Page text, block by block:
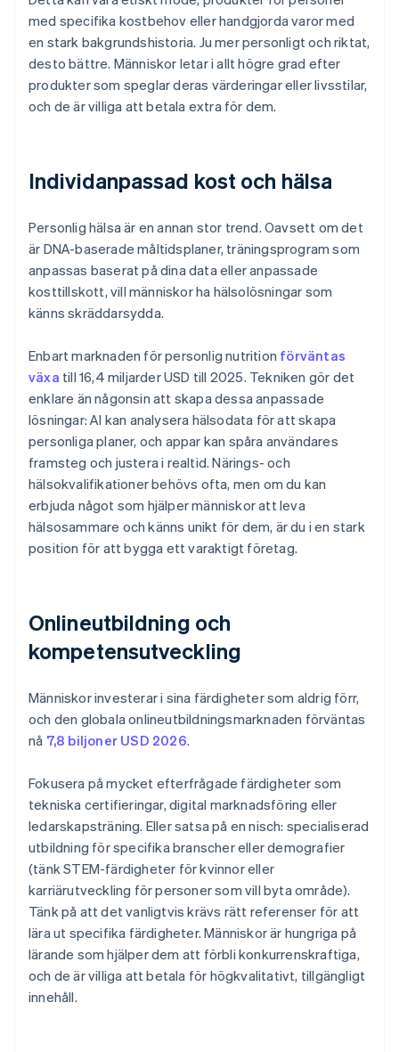
med specifika kostbehov eller handgjorda varor med
en stark bakgrundshistoria. Ju mer personligt och riktat,
desto bättre. Människor letar i allt högre grad efter
produkter som speglar deras värderingar eller livsstilar,
och de är villiga att betala extra för dem.
Individanpassad kost och hälsa
Personlig hälsa är en annan stor trend. Oavsett om det
är DNA-baserade måltidsplaner, träningsprogram som
anpassas baserat på dina data eller anpassade
kosttillskott, vill människor ha hälsolösningar som
känns skräddarsydda.
Enbart marknaden för personlig nutrition förväntas
växa till 16,4 miljarder USD till 2025. Tekniken gör det
enklare än någonsin att skapa dessa anpassade
lösningar: AI kan analysera hälsodata för att skapa
personliga planer, och appar kan spåra användares
framsteg och justera i realtid. Närings- och
hälsokvalifikationer behövs ofta, men om du kan
erbjuda något som hjälper människor att leva
hälsosammare och känns unikt för dem, är du i en stark
position för att bygga ett varaktigt företag.
Onlineutbildning och
kompetensutveckling
Människor investerar i sina färdigheter som aldrig förr,
och den globala onlineutbildningsmarknaden förväntas
nå 7,8 biljoner USD 2026.
Fokusera på mycket efterfrågade färdigheter som
tekniska certifieringar, digital marknadsföring eller
ledarskapsträning. Eller satsa på en nisch: specialiserad
utbildning för specifika branscher eller demografier
(tänk STEM-färdigheter för kvinnor eller
karriärutveckling för personer som vill byta område).
Tänk på att det vanligtvis krävs rätt referenser för att
lära ut specifika färdigheter. Människor är hungriga på
lärande som hjälper dem att förbli konkurrenskraftiga,
och de är villiga att betala för högkvalitativt, tillgängligt
innehåll.